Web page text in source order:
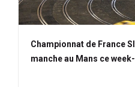
Championnat de France
manche au Mans ce